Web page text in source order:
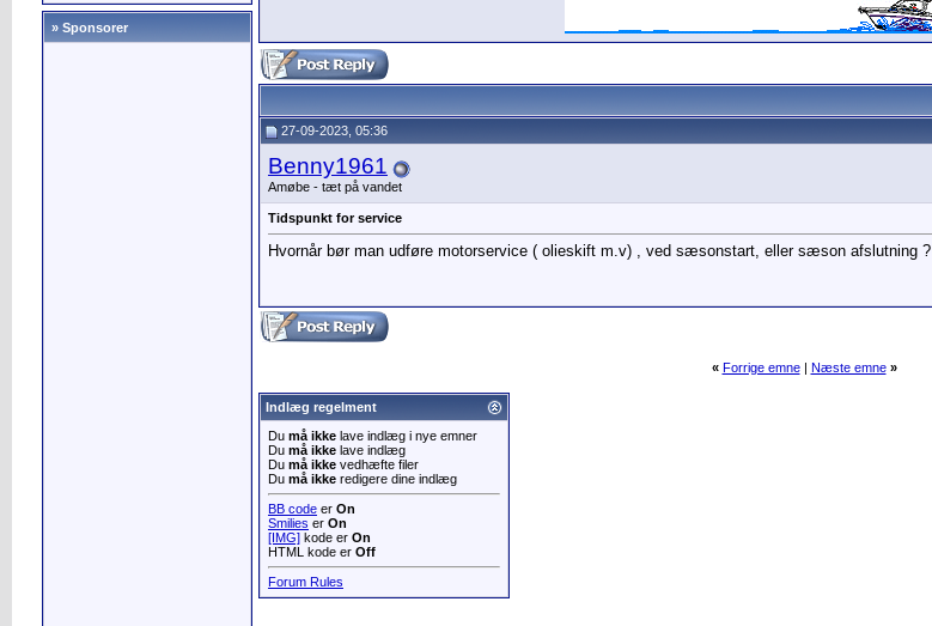
» Sponsorer
27-09-2023, 05:36
Benny1961
Amøbe - tæt på vandet
Tidspunkt for service
Hvornår bør man udføre motorservice ( olieskift m.v) , ved sæsonstart, eller sæson afslutning ?
« Forrige emne| Næste emne »
Indlæg regelment
Du må ikke lave indlæg i nye emner
Du må ikke lave indlæg
Du må ikke vedhæfte filer
Du må ikke redigere dine indlæg
BB code er On
Smilies er On
[IMG] kode er On
HTML kode er Off
Forum Rules